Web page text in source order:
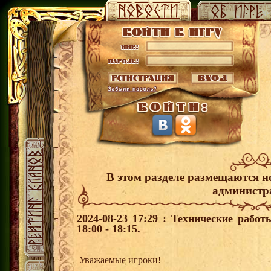
В этом разделе размещаются
2024-08-23 17:29 : Технические
18:00 - 18:15.
Уважаемые игроки!